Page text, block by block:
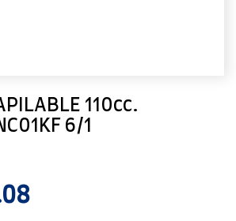
110cc.
6/1